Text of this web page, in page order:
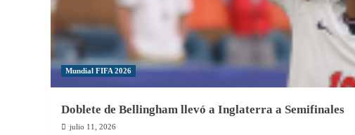
Mundial FIFA 2026
Doblete de Bellingham llevó a Inglaterra a Semifinales
julio 11, 2026